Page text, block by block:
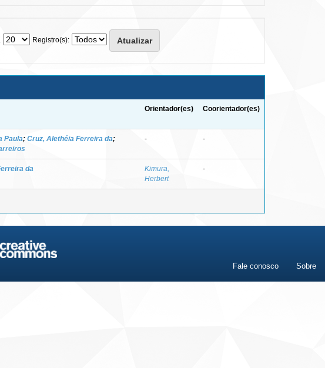
Registro(s):
Orientador(es) Coorientador(es)
Paula; Cruz, Alethéia Ferreira da;
- -
da
Kimura,
Herbert
-
Fale conosco Sobre